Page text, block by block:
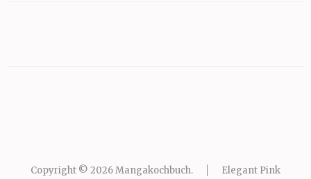
Copyright © 2026Mangakochbuch. Elegant Pink